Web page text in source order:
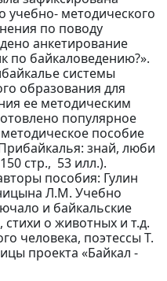
учебно- методического
по поводу
анкетирование
по байкаловедению?».
системы
образования для
ее методическим
популярное
пособие
знай, люби
стр., 53 илл.).
пособия: Гулин
Л.М. Учебно
и байкальские
стихи о животных и т.д.
человека, поэтессы Т.
проекта «Байкал -